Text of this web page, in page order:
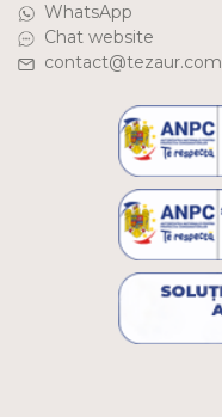
WhatsApp
Chat website
contact@tezaur.com